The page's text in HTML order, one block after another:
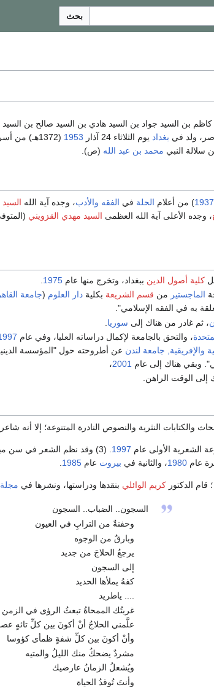
بحث
كاظم بن السيد جواد بن السيد هادي بن السيد صالح بن
ولد في بغداد يوم الثلاثاء 24 آذار 1953
(1372هـ) من
سلالة النبي محمد بن عبد الله (ص).
1937) من أعلام الحلة في الفقه والأدب، وجده آية الله
، وجده الأعلى آية الله العظمى السيد مهدي القزويني
كلية أصول الدين ببغداد، وتخرج منها عام1975
الماجستير من قسم الشريعة بكليةدار العلوم (جامعة
به في الفقه الإسلامي".
، ثم غادر من هناك إلى سوريا
، والتحق بالجامعة لإكمال دراساته العليا، وفي عام
والإفريقية, جامعة لندن عن أطروحته حول "المؤسسة
وبقي هناك إلى عام 2001،
إلى الوقت الراهن.
والكتابات النثرية والنصوص النادرة المتنوعة؛ إلا أنه
الشعرية الأولى عام 1997 . (3) وقد نظم الشعر في سن مبكرة، ونشر قسماً من قصائده التي نظمت بعد سنة
عام 1980، والثانية في بيروت عام‏ 1985
؛ قام الدكتور كريم الوائلي بنقدها ودراستها، ونشرها في
السجون.. الضباب.. السجون
وحفنةٌ من الترابِ في العيون
وبارقٌ من الوجوه
يرجعُ الحلاجَ من جديد
إلى السجون
كفهُ يملأها الحديد
.... ياطريد
غربتُك الممحاةُ تبعثُ الرؤى في الزمن
علَّمني الحلاجُ أنْ أكونَ بين كلِّ تائهٍ
وأنْ أكونَ بين كلِّ شفةٍ ظمأى كؤوسا
مشردٌ يضحكُ منك الليلُ والمتيه
ويُشعلُ الزمانُ عارضيك
وأنتَ تُوقدُ الحياة